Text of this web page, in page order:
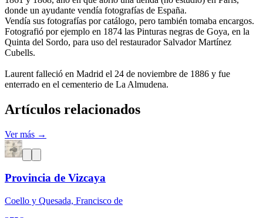
donde un ayudante vendía fotografías de España.
Vendía sus fotografías por catálogo, pero también tomaba encargos.
Fotografió por ejemplo en 1874 las Pinturas negras de Goya, en la
Quinta del Sordo, para uso del restaurador Salvador Martínez
Cubells.
Laurent falleció en Madrid el 24 de noviembre de 1886 y fue
enterrado en el cementerio de La Almudena.
Artículos relacionados
Ver más →
Provincia de Vizcaya
Coello y Quesada, Francisco de